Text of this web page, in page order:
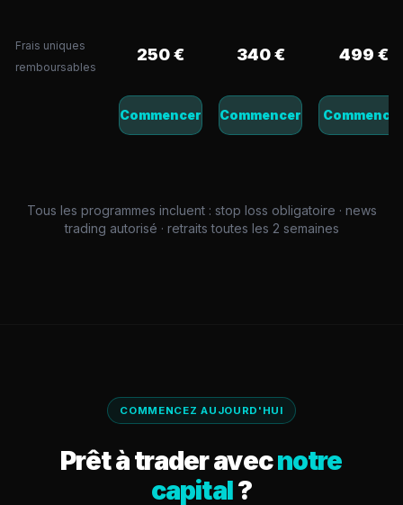
Frais uniques
remboursables
250 € 340 € 499 €
Commencer Commencer
Tous les programmes incluent : stop loss obligatoire · news
trading autorisé · retraits toutes les 2 semaines
COMMENCEZ AUJOURD'HUI
Prêt à trader avecnotre
capital?